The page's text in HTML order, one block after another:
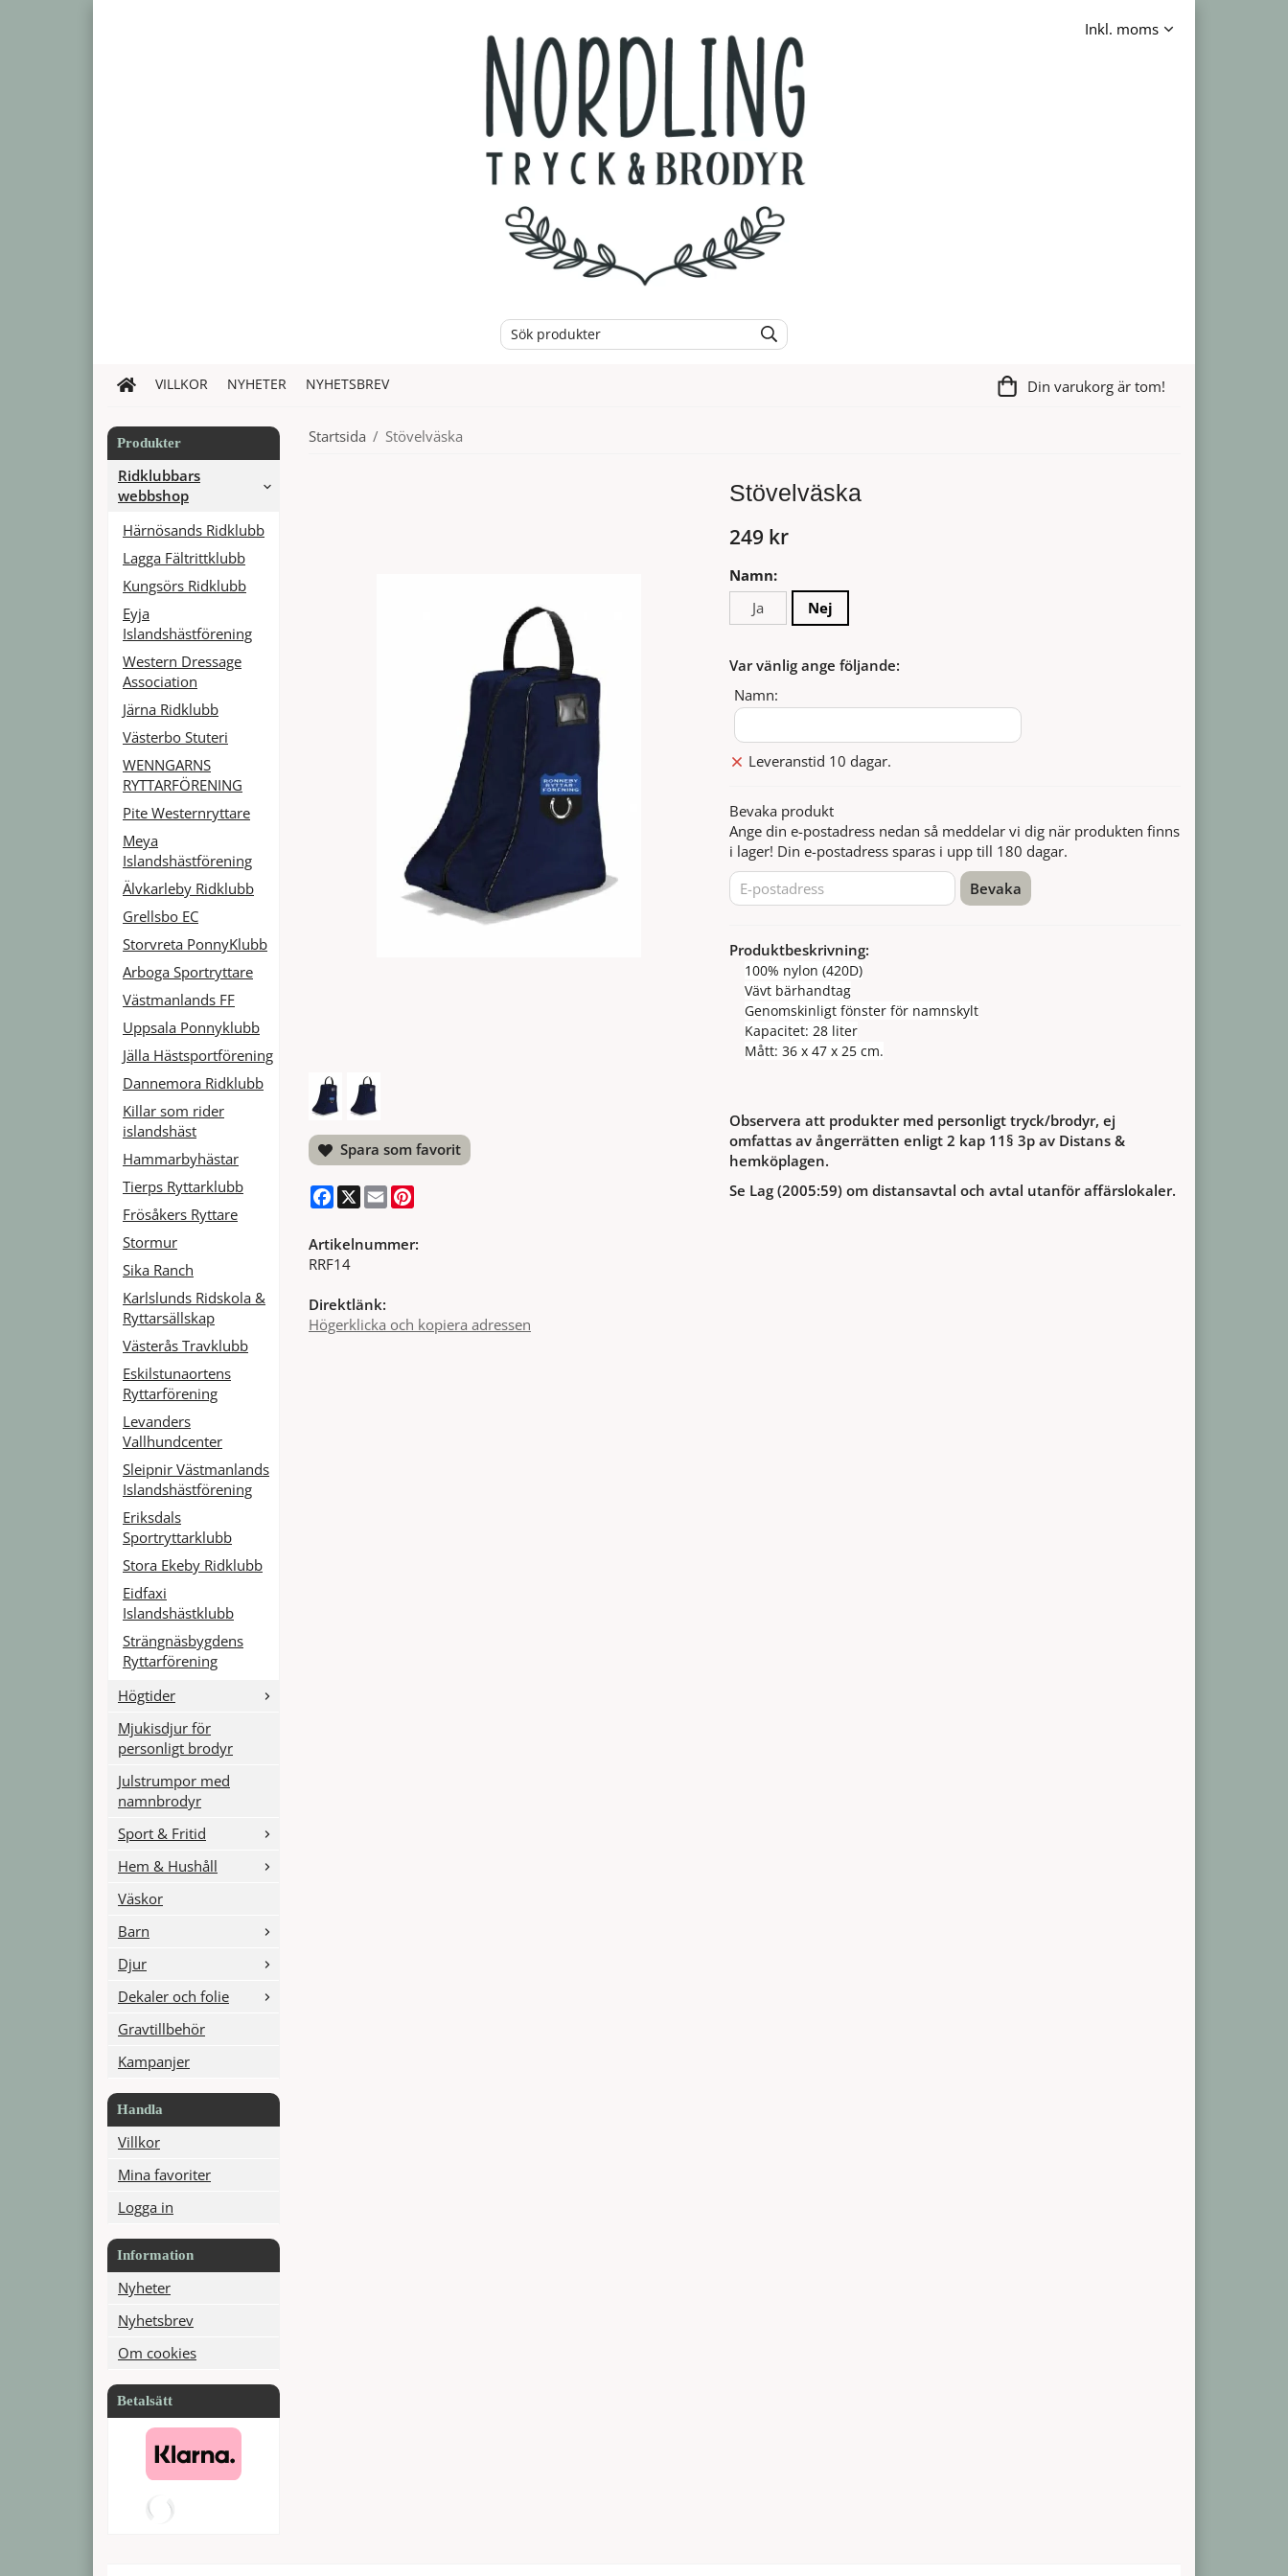
VILLKOR NYHETER NYHETSBREV Din varukorg är tom!
Produkter
Ridklubbars
webbshop
Härnösands Ridklubb
Lagga Fältrittklubb
Kungsörs Ridklubb
Eyja
Islandshästförening
Western Dressage
Association
Järna Ridklubb
Västerbo Stuteri
WENNGARNS
RYTTARFÖRENING
Pite Westernryttare
Meya
Islandshästförening
Älvkarleby Ridklubb
Grellsbo EC
Storvreta PonnyKlubb
Arboga Sportryttare
Västmanlands FF
Uppsala Ponnyklubb
Jälla Hästsportförening
Dannemora Ridklubb
Killar som rider
islandshäst
Hammarbyhästar
Tierps Ryttarklubb
Frösåkers Ryttare
Stormur
Sika Ranch
Karlslunds Ridskola &
Ryttarsällskap
Västerås Travklubb
Eskilstunaortens
Ryttarförening
Levanders
Vallhundcenter
Sleipnir Västmanlands
Islandshästförening
Eriksdals
Sportryttarklubb
Stora Ekeby Ridklubb
Eidfaxi
Islandshästklubb
Strängnäsbygdens
Ryttarförening
Högtider
Mjukisdjur för
personligt brodyr
Julstrumpor med
namnbrodyr
Sport & Fritid
Hem & Hushåll
Väskor
Barn
Djur
Dekaler och folie
Gravtillbehör
Kampanjer
Handla
Villkor
Mina favoriter
Logga in
Information
Nyheter
Nyhetsbrev
Om cookies
Betalsätt
Startsida / Stövelväska
Stövelväska
249 kr
Namn:
Ja
Nej
Var vänlig ange följande:
Namn:
Leveranstid 10 dagar.
Bevaka produkt
Ange din e-postadress nedan så meddelar vi dig när produkten finns
i lager! Din e-postadress sparas i upp till 180 dagar.
Bevaka
Produktbeskrivning:
100% nylon (420D)
Vävt bärhandtag
Genomskinligt fönster för namnskylt
Kapacitet: 28 liter
Mått: 36 x 47 x 25 cm.
Observera att produkter med personligt tryck/brodyr, ej
omfattas av ångerrätten enligt 2 kap 11§ 3p av Distans &
hemköplagen.
Se Lag (2005:59) om distansavtal och avtal utanför affärslokaler.
Spara som favorit
Facebook
X Email
Artikelnummer:
RRF14
Direktlänk:
Högerklicka och kopiera adressen